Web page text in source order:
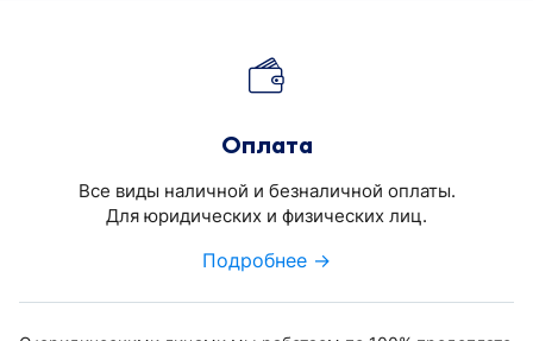
Оплата
Все виды наличной и безналичной оплаты.
Для юридических и физических лиц.
Подробнее →